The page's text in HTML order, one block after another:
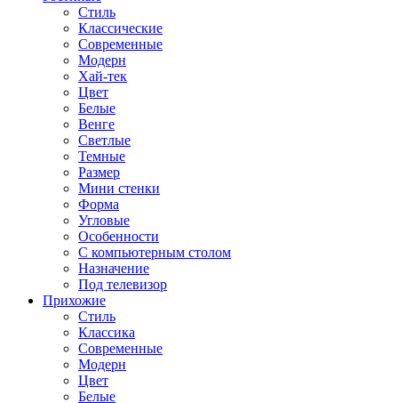
Стиль
Классические
Современные
Модерн
Хай-тек
Цвет
Белые
Венге
Светлые
Темные
Размер
Мини стенки
Форма
Угловые
Особенности
С компьютерным столом
Назначение
Под телевизор
Прихожие
Стиль
Классика
Современные
Модерн
Цвет
Белые